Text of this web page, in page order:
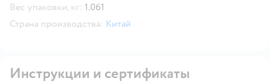
Вес упаковки, кг: 1.061
Страна производства: Китай
Инструкции и сертификаты